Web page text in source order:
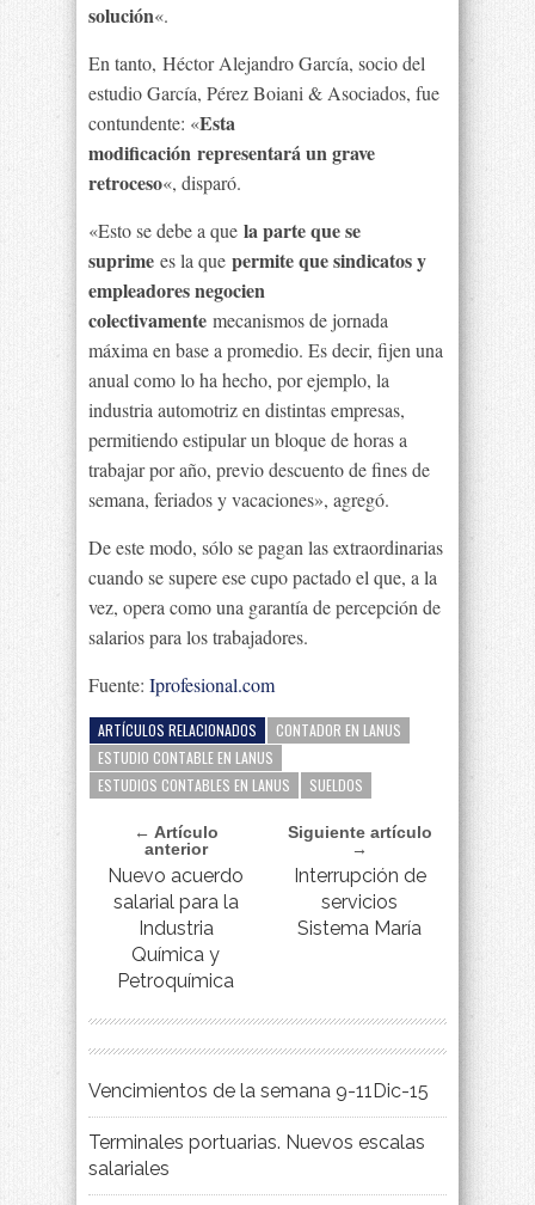
solución«.
En tanto, Héctor Alejandro García, socio del
estudio García, Pérez Boiani & Asociados, fue
contundente: «Esta
modificación representará un grave
retroceso«, disparó.
«Esto se debe a que la parte que se
suprime es la que permite que sindicatos y
empleadores negocien
colectivamente mecanismos de jornada
máxima en base a promedio. Es decir, fijen una
anual como lo ha hecho, por ejemplo, la
industria automotriz en distintas empresas,
permitiendo estipular un bloque de horas a
trabajar por año, previo descuento de fines de
semana, feriados y vacaciones», agregó.
De este modo, sólo se pagan las extraordinarias
cuando se supere ese cupo pactado el que, a la
vez, opera como una garantía de percepción de
salarios para los trabajadores.
Fuente: Iprofesional.com
ARTÍCULOS RELACIONADOS
CONTADOR EN LANUS
ESTUDIO CONTABLE EN LANUS
ESTUDIOS CONTABLES EN LANUS
SUELDOS
← Artículo
anterior
Nuevo acuerdo
salarial para la
Industria
Química y
Petroquímica
Siguiente artículo
→
Interrupción de
servicios
Sistema María
Vencimientos de la semana 9-11Dic-15
Terminales portuarias. Nuevos escalas
salariales